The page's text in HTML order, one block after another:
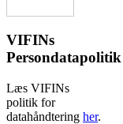
VIFINs
Persondatapolitik
Læs VIFINs
politik for
datahåndtering her.